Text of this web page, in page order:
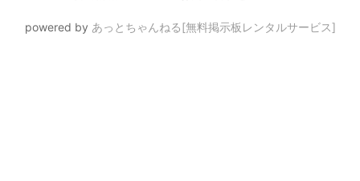
powered by あっとちゃんねる[無料掲示板レンタルサービス]